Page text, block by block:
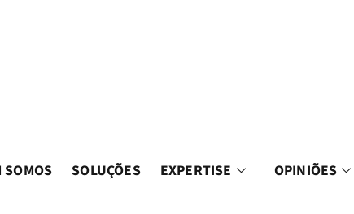
SOMOS SOLUÇÕES EXPERTISE OPINIÕES